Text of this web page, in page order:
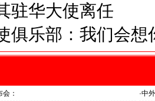
驻华大使离任
俱乐部：我们会想
：
·中